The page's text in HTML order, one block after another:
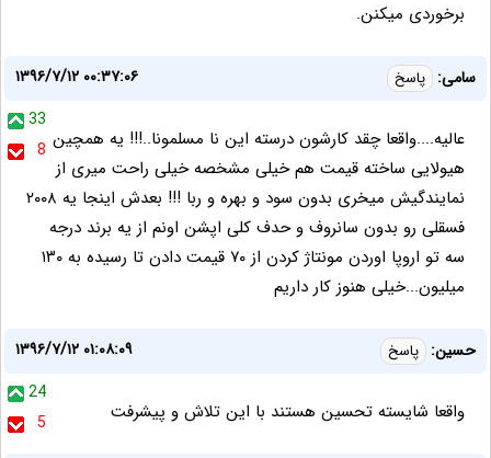
برخوردی میکنن.
سامی: پاسخ
۱۳۹۶/۷/۱۲ ۰۰:۳۷:۰۶
33
8 عالیه....واقعا چقد کارشون درسته این نا مسلمونا..!!! یه همچین
هیولایی ساخته قیمت هم خیلی مشخصه خیلی راحت میری از
نمایندگیش میخری بدون سود و بهره و ربا !!! بعدش اینجا یه ۲۰۰۸
فسقلی رو بدون سانروف و حدف کلی اپشن اونم از یه برند درجه
سه تو اروپا اوردن مونتاژ کردن از ۷۰ قیمت دادن تا رسیده به ۱۳۰
میلیون...خیلی هنوز کار داریم
حسین: پاسخ
۱۳۹۶/۷/۱۲ ۰۱:۰۸:۰۹
24
5
واقعا شایسته تحسین هستند با این تلاش و پیشرفت